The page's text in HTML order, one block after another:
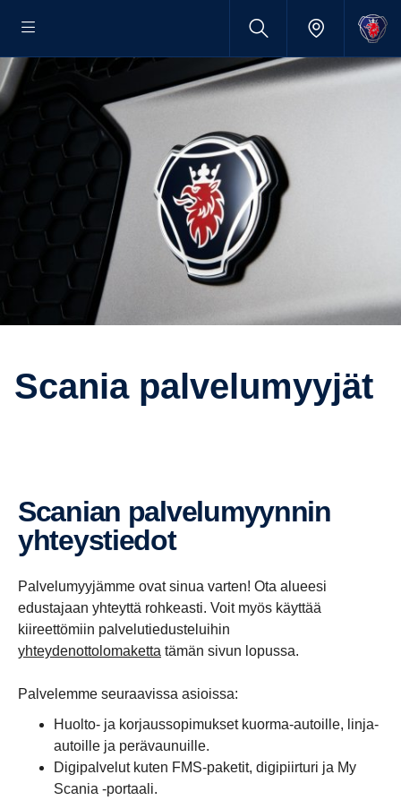
scania palve­lu­myyjät
Scanian palve­lu­myynnin
yhteys­tiedot
Palvelumyyjämme ovat sinua varten! Ota alueesi
edustajaan yhteyttä rohkeasti. Voit myös käyttää
kiireettömiin palvelutiedusteluihin
yhteydenottolomaketta tämän sivun lopussa.
Palvelemme seuraavissa asioissa:
Huolto- ja korjaussopimukset kuorma-autoille, linja-
autoille ja perävaunuille.
Digipalvelut kuten FMS-paketit, digipiirturi ja My
Scania -portaali.